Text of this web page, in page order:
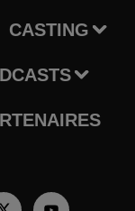
CASTING